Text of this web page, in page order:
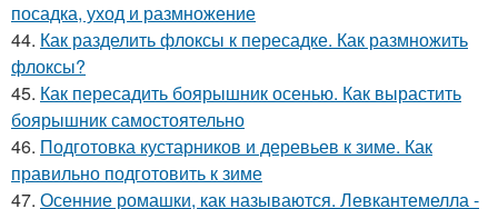
посадка, уход и размножение
44. Как разделить флоксы к пересадке. Как размножить
флоксы?
45. Как пересадить боярышник осенью. Как вырастить
боярышник самостоятельно
46. Подготовка кустарников и деревьев к зиме. Как
правильно подготовить к зиме
47. Осенние ромашки, как называются. Левкантемелла -